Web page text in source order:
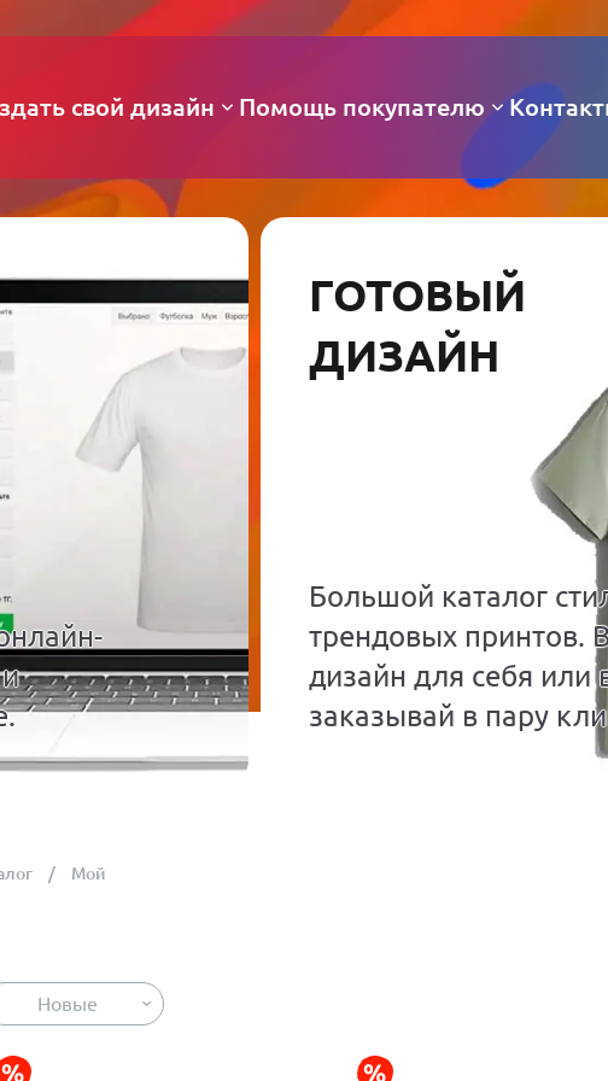
свой дизайн Помощь покупателю
ГОТОВЫЙ
ДИЗАЙН
Большой каталог
трендовых принтов.
дизайн для себя или
заказывай в пару
Мой
Новые